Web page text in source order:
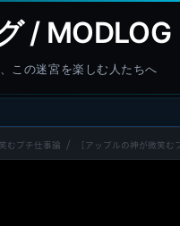
/ MODLOG
この迷宮を楽しむ人たちへ
むプチ仕事論 ［アップルの神が微笑